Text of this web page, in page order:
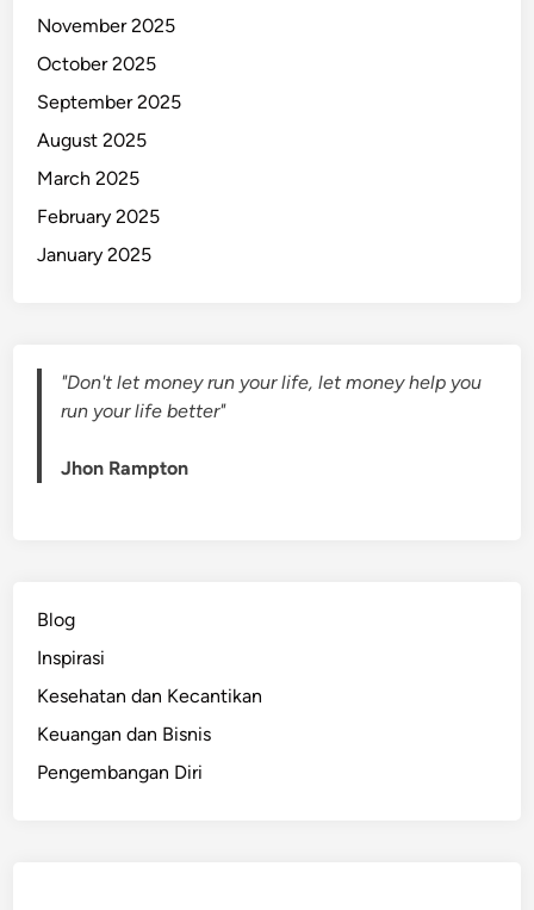
November 2025
October 2025
September 2025
August 2025
March 2025
February 2025
January 2025
"Don't let money run your life, let money help you
run your life better"
Jhon Rampton
Blog
Inspirasi
Kesehatan dan Kecantikan
Keuangan dan Bisnis
Pengembangan Diri